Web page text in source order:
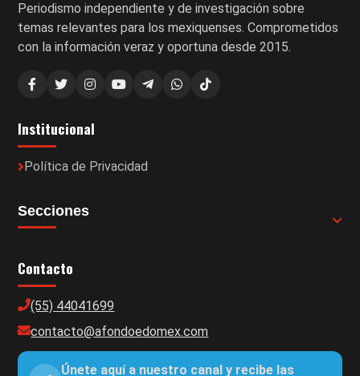
Periodismo independiente y de investigación sobre
temas relevantes para los mexiquenses. Comprometidos
con la información veraz y oportuna desde 2015.
Institucional
Política de Privacidad
Secciones
Contacto
(55) 44041699
contacto@afondoedomex.com
Únete aquí a nuestro canal y recibe las